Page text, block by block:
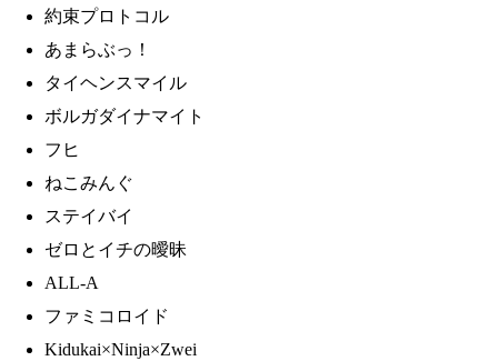
約束プロトコル
あまらぶっ！
タイヘンスマイル
ボルガダイナマイト
フヒ
ねこみんぐ
ステイバイ
ゼロとイチの曖昧
ALL-A
ファミコロイド
Kidukai×Ninja×Zwei